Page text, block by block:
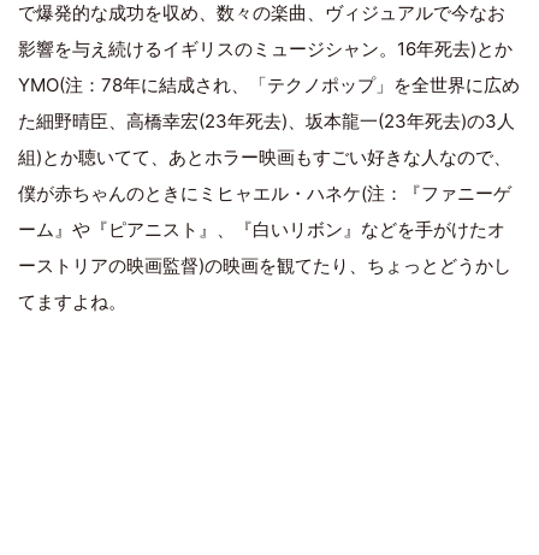
で爆発的な成功を収め、数々の楽曲、ヴィジュアルで今なお
影響を与え続けるイギリスのミュージシャン。16年死去)とか
YMO(注：78年に結成され、「テクノポップ」を全世界に広め
た細野晴臣、高橋幸宏(23年死去)、坂本龍一(23年死去)の3人
組)とか聴いてて、あとホラー映画もすごい好きな人なので、
僕が赤ちゃんのときにミヒャエル・ハネケ(注：『ファニーゲ
ーム』や『ピアニスト』、『白いリボン』などを手がけたオ
ーストリアの映画監督)の映画を観てたり、ちょっとどうかし
てますよね。